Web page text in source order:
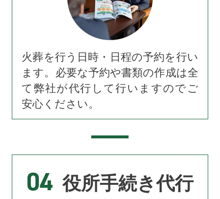
火葬を行う日時・日程の予約を行い
ます。必要な予約や書類の作成は全
て弊社が代行して行いますのでご
安心ください。
04 役所手続き代行